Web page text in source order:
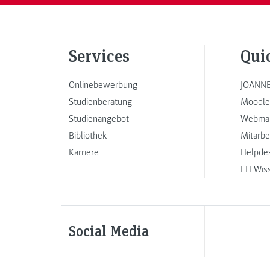
Services
Onlinebewerbung
Studienberatung
Studienangebot
Bibliothek
Karriere
FH
Social Media